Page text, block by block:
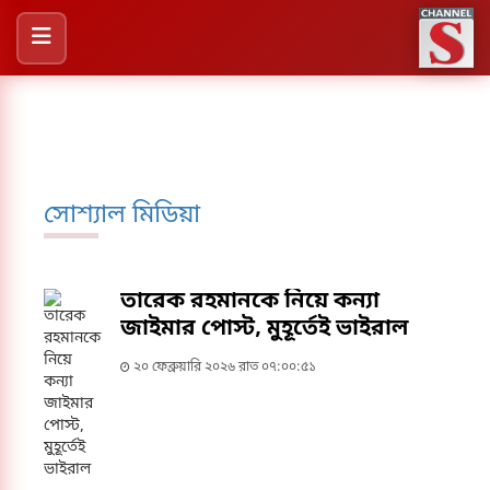
সোশ্যাল মিডিয়া
তারেক রহমানকে নিয়ে কন্যা
জাইমার পোস্ট, মুহূর্তেই ভাইরাল
২০ ফেব্রুয়ারি ২০২৬ রাত ০৭:০০:৫১